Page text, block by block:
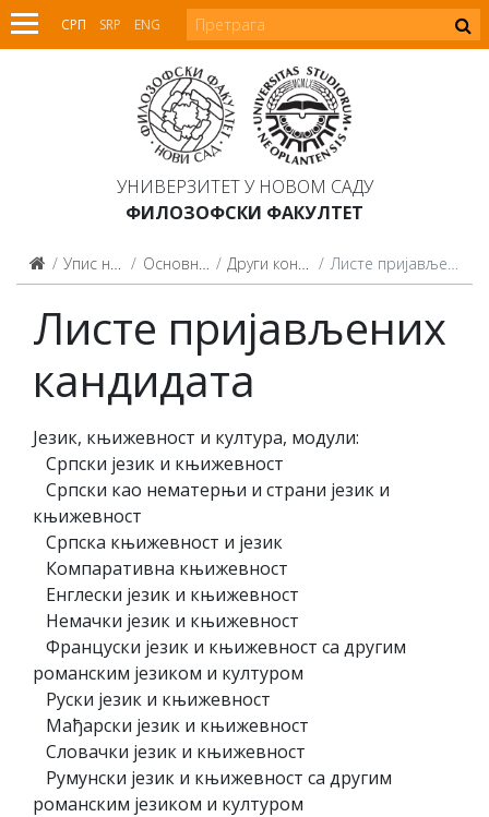
СРП SRP ENG
УНИВЕРЗИТЕТ У НОВОМ САДУ
ФИЛОЗОФСКИ ФАКУЛТЕТ
Упис на студије Основне студије Други конкурсни рок Листе пријављених кандидата
Листе пријављених
кандидата
Језик, књижевност и култура, модули:
Српски језик и књижевност
Српски као нематерњи и страни језик и
књижевност
Српска књижевност и језик
Компаративна књижевност
Енглески језик и књижевност
Немачки језик и књижевност
Француски језик и књижевност са другим
романским језиком и културом
Руски језик и књижевност
Мађарски језик и књижевност
Словачки језик и књижевност
Румунски језик и књижевност са другим
романским језиком и културом